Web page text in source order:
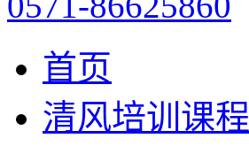
首页
清风培训课程